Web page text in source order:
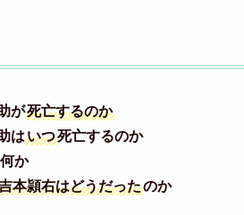
が死亡するのか
はいつ死亡するのか
か
本頴右はどうだったのか